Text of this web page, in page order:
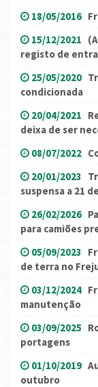
18/05/2016
15/12/2021
registo de
25/05/2020
condicionada
20/04/2021
deixa de ser
08/07/2022
20/01/2023
suspensa a 21
26/02/2026
para camiões
05/09/2023
de terra no
03/12/2024
manutenção
03/09/2025
portagens
01/10/2019
outubro